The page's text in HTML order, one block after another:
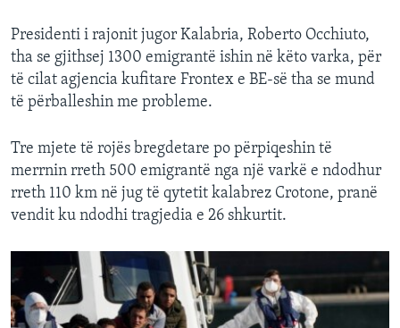
Presidenti i rajonit jugor Kalabria, Roberto Occhiuto,
tha se gjithsej 1300 emigrantë ishin në këto varka, për
të cilat agjencia kufitare Frontex e BE-së tha se mund
të përballeshin me probleme.
Tre mjete të rojës bregdetare po përpiqeshin të
merrnin rreth 500 emigrantë nga një varkë e ndodhur
rreth 110 km në jug të qytetit kalabrez Crotone, pranë
vendit ku ndodhi tragjedia e 26 shkurtit.